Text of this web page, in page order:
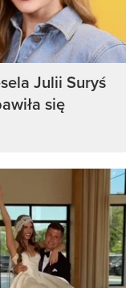
Julii Suryś
się